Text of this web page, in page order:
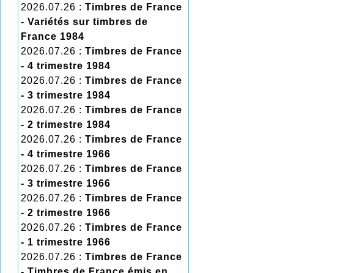
2026.07.26 : Timbres de France
- Variétés sur timbres de
France 1984
2026.07.26 : Timbres de France
- 4 trimestre 1984
2026.07.26 : Timbres de France
- 3 trimestre 1984
2026.07.26 : Timbres de France
- 2 trimestre 1984
2026.07.26 : Timbres de France
- 4 trimestre 1966
2026.07.26 : Timbres de France
- 3 trimestre 1966
2026.07.26 : Timbres de France
- 2 trimestre 1966
2026.07.26 : Timbres de France
- 1 trimestre 1966
2026.07.26 : Timbres de France